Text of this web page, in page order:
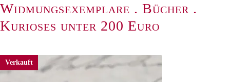
Widmungsexemplare . Bücher .
Kurioses unter 200 Euro
Verkauft